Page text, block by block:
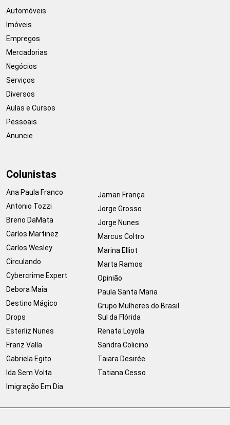
Automóveis
Imóveis
Empregos
Mercadorias
Negócios
Serviços
Diversos
Aulas e Cursos
Pessoais
Anuncie
Colunistas
Ana Paula Franco
Antonio Tozzi
Breno DaMata
Carlos Martinez
Carlos Wesley
Circulando
Cybercrime Expert
Debora Maia
Destino Mágico
Drops
Esterliz Nunes
Franz Valla
Gabriela Egito
Ida Sem Volta
Imigração Em Dia
Jamari França
Jorge Grosso
Jorge Nunes
Marcus Coltro
Marina Elliot
Marta Ramos
Opinião
Paula Santa Maria
Grupo Mulheres do Brasil
Sul da Flórida
Renata Loyola
Sandra Colicino
Taiara Desirée
Tatiana Cesso